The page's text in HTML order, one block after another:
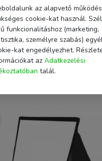
az alapvető
cookie-kat használ.
funkcionalitáshoz (marketing,
személyre szabás)
kat engedélyezhet.
az Adatkezelési
talál.